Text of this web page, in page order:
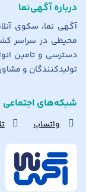
درباره آگهی‌نما
آگهی نما، سکوی
محیطی در سراسر
دسترسی و تامین
تولیدکنندگان و
شبکه‌های اجتماعی
واتساپ